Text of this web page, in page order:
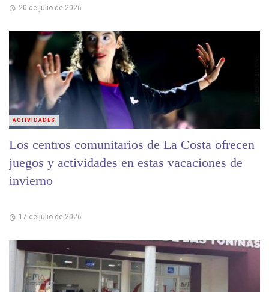
20 de julio de 2026
Los centros comunitarios de La Costa ofrecen
juegos y actividades en estas vacaciones de
invierno
17 de julio de 2026
ACTIVIDADES